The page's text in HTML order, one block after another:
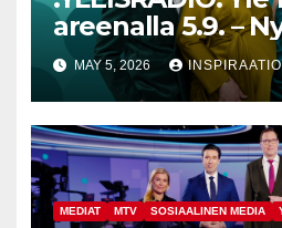
areenalla 5.9. –
isosti yhteisiä
MAY 5, 2026 INSPIRAATIO
MEDIAT MTV SOSIAALINEN MEDIA